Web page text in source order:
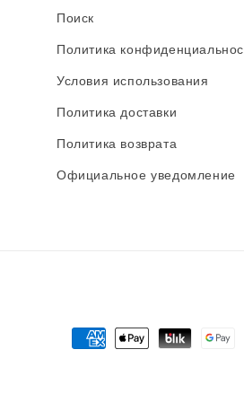
Поиск
Политика
Условия использования
Политика доставки
Политика возврата
Официальное уведомление
Способы